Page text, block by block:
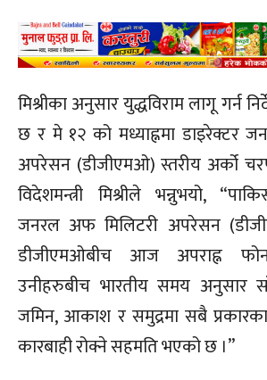
मिश्रीका अनुसार युद्धविराम लागू गर्न
छ र मे १२ को मध्याह्नमा डाइरेक्टर
अपरेसन (डीजीएमओ) स्तरीय अर्को
विदेशमन्त्री मिश्रीले भन्नुभयो,
जनरल अफ मिलिटरी अपरेसन
डीजीएमओबीच आज अपराह्न
उनीहरुबीच भारतीय समय अनुसार
जमिन, आकाश र समुद्रमा सबै
कारबाही रोक्ने सहमति भएको छ ।”